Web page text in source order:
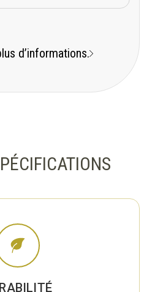
d’informations.